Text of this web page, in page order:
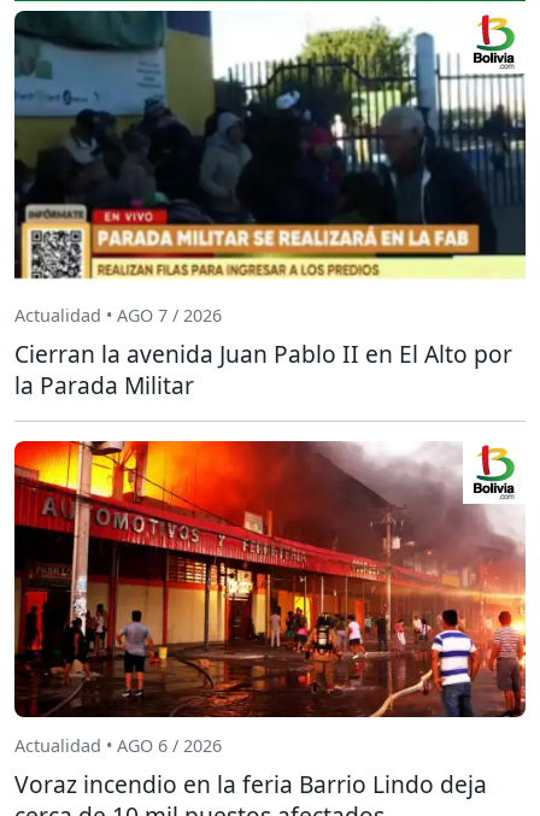
Actualidad • AGO 7 / 2026
Cierran la avenida Juan Pablo II en El Alto por
la Parada Militar
Actualidad • AGO 6 / 2026
Voraz incendio en la feria Barrio Lindo deja